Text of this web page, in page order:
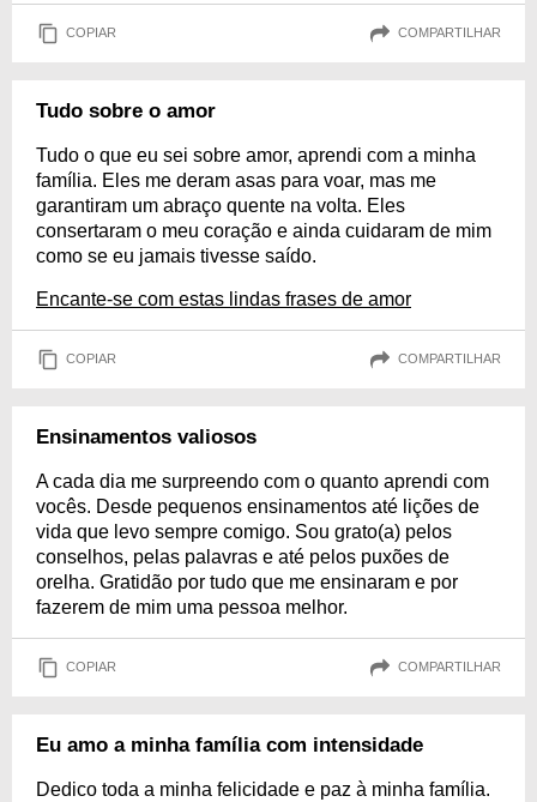
COPIAR COMPARTILHAR
Tudo sobre o amor
Tudo o que eu sei sobre amor, aprendi com a minha
família. Eles me deram asas para voar, mas me
garantiram um abraço quente na volta. Eles
consertaram o meu coração e ainda cuidaram de mim
como se eu jamais tivesse saído.
Encante-se com estas lindas frases de amor
COPIAR COMPARTILHAR
Ensinamentos valiosos
A cada dia me surpreendo com o quanto aprendi com
vocês. Desde pequenos ensinamentos até lições de
vida que levo sempre comigo. Sou grato(a) pelos
conselhos, pelas palavras e até pelos puxões de
orelha. Gratidão por tudo que me ensinaram e por
fazerem de mim uma pessoa melhor.
COPIAR COMPARTILHAR
Eu amo a minha família com intensidade
Dedico toda a minha felicidade e paz à minha família.